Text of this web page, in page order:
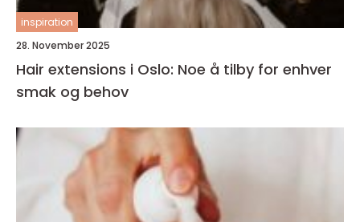
inspiration
28. November 2025
Hair extensions i Oslo: Noe å tilby for enhver
smak og behov